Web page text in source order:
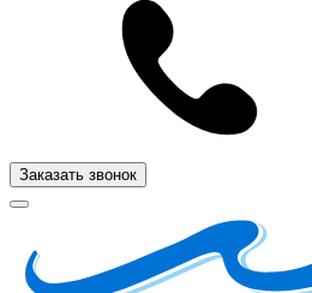
Заказать звонок